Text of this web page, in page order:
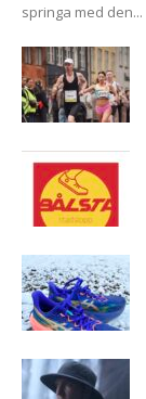
springa med den...